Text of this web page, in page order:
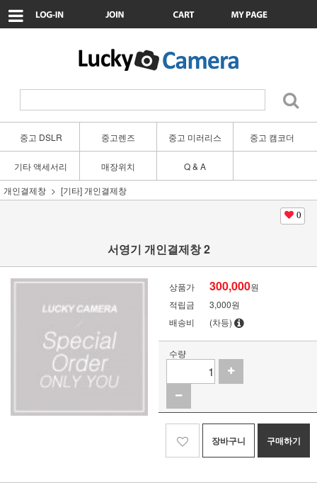
중고 DSLR 중고렌즈 중고 미러리스 중고 캠코더
기타 액세서리 매장위치
Q & A
개인결제창
[기타] 개인결제창
0
서영기 개인결제창 2
상품가 300,000원
적립금
3,000원
배송비
(차등)
수량
장바구니 구매하기